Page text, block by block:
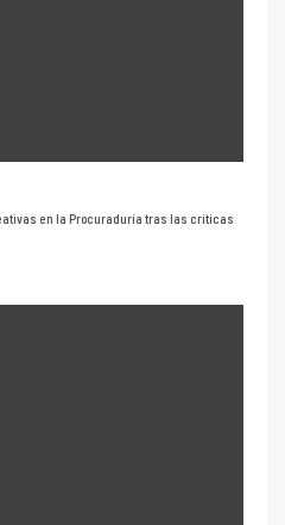
en la Procuraduría tras las críticas